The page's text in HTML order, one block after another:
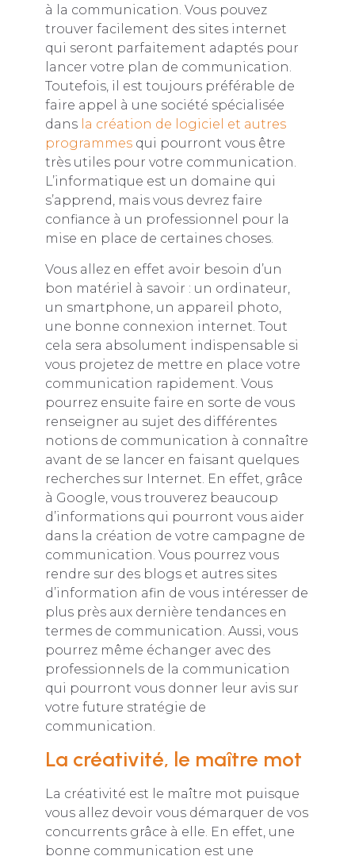
à la communication. Vous pouvez
trouver facilement des sites internet
qui seront parfaitement adaptés pour
lancer votre plan de communication.
Toutefois, il est toujours préférable de
faire appel à une société spécialisée
dans la création de logiciel et autres
programmesqui pourront vous être
très utiles pour votre communication.
L’informatique est un domaine qui
s’apprend, mais vous devrez faire
confiance à un professionnel pour la
mise en place de certaines choses.
Vous allez en effet avoir besoin d’un
bon matériel à savoir : un ordinateur,
un smartphone, un appareil photo,
une bonne connexion internet. Tout
cela sera absolument indispensable si
vous projetez de mettre en place votre
communication rapidement. Vous
pourrez ensuite faire en sorte de vous
renseigner au sujet des différentes
notions de communication à connaître
avant de se lancer en faisant quelques
recherches sur Internet. En effet, grâce
à Google, vous trouverez beaucoup
d’informations qui pourront vous aider
dans la création de votre campagne de
communication. Vous pourrez vous
rendre sur des blogs et autres sites
d’information afin de vous intéresser de
plus près aux dernière tendances en
termes de communication. Aussi, vous
pourrez même échanger avec des
professionnels de la communication
qui pourront vous donner leur avis sur
votre future stratégie de
communication.
La créativité, le maître mot
La créativité est le maître mot puisque
vous allez devoir vous démarquer de vos
concurrents grâce à elle. En effet, une
bonne communication est une